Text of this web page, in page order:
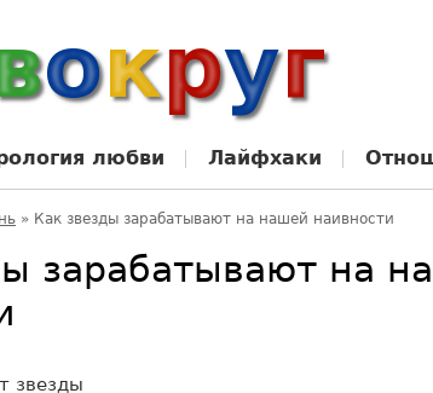
любви Лайфхаки
» Как звезды зарабатывают на нашей наивности
зарабатывают на